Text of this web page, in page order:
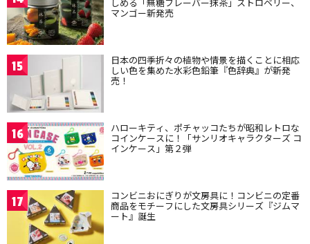
マンゴー新発売
15 日本の四季折々の植物や情景を描くことに相応
しい色を集めた水彩色鉛筆『色辞典』が新発
売！
16 ハローキティ、ポチャッコたちが昭和レトロな
コインケースに！「サンリオキャラクターズ コ
インケース」第２弾
17 コンビニおにぎりが文房具に！コンビニの定番
商品をモチーフにした文房具シリーズ『ジムマ
ート』誕生